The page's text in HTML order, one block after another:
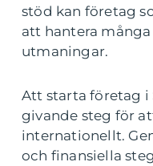
stöd kan företag
att hantera
utmaningar.
Att starta företag i
givande steg för
internationellt.
och finansiella